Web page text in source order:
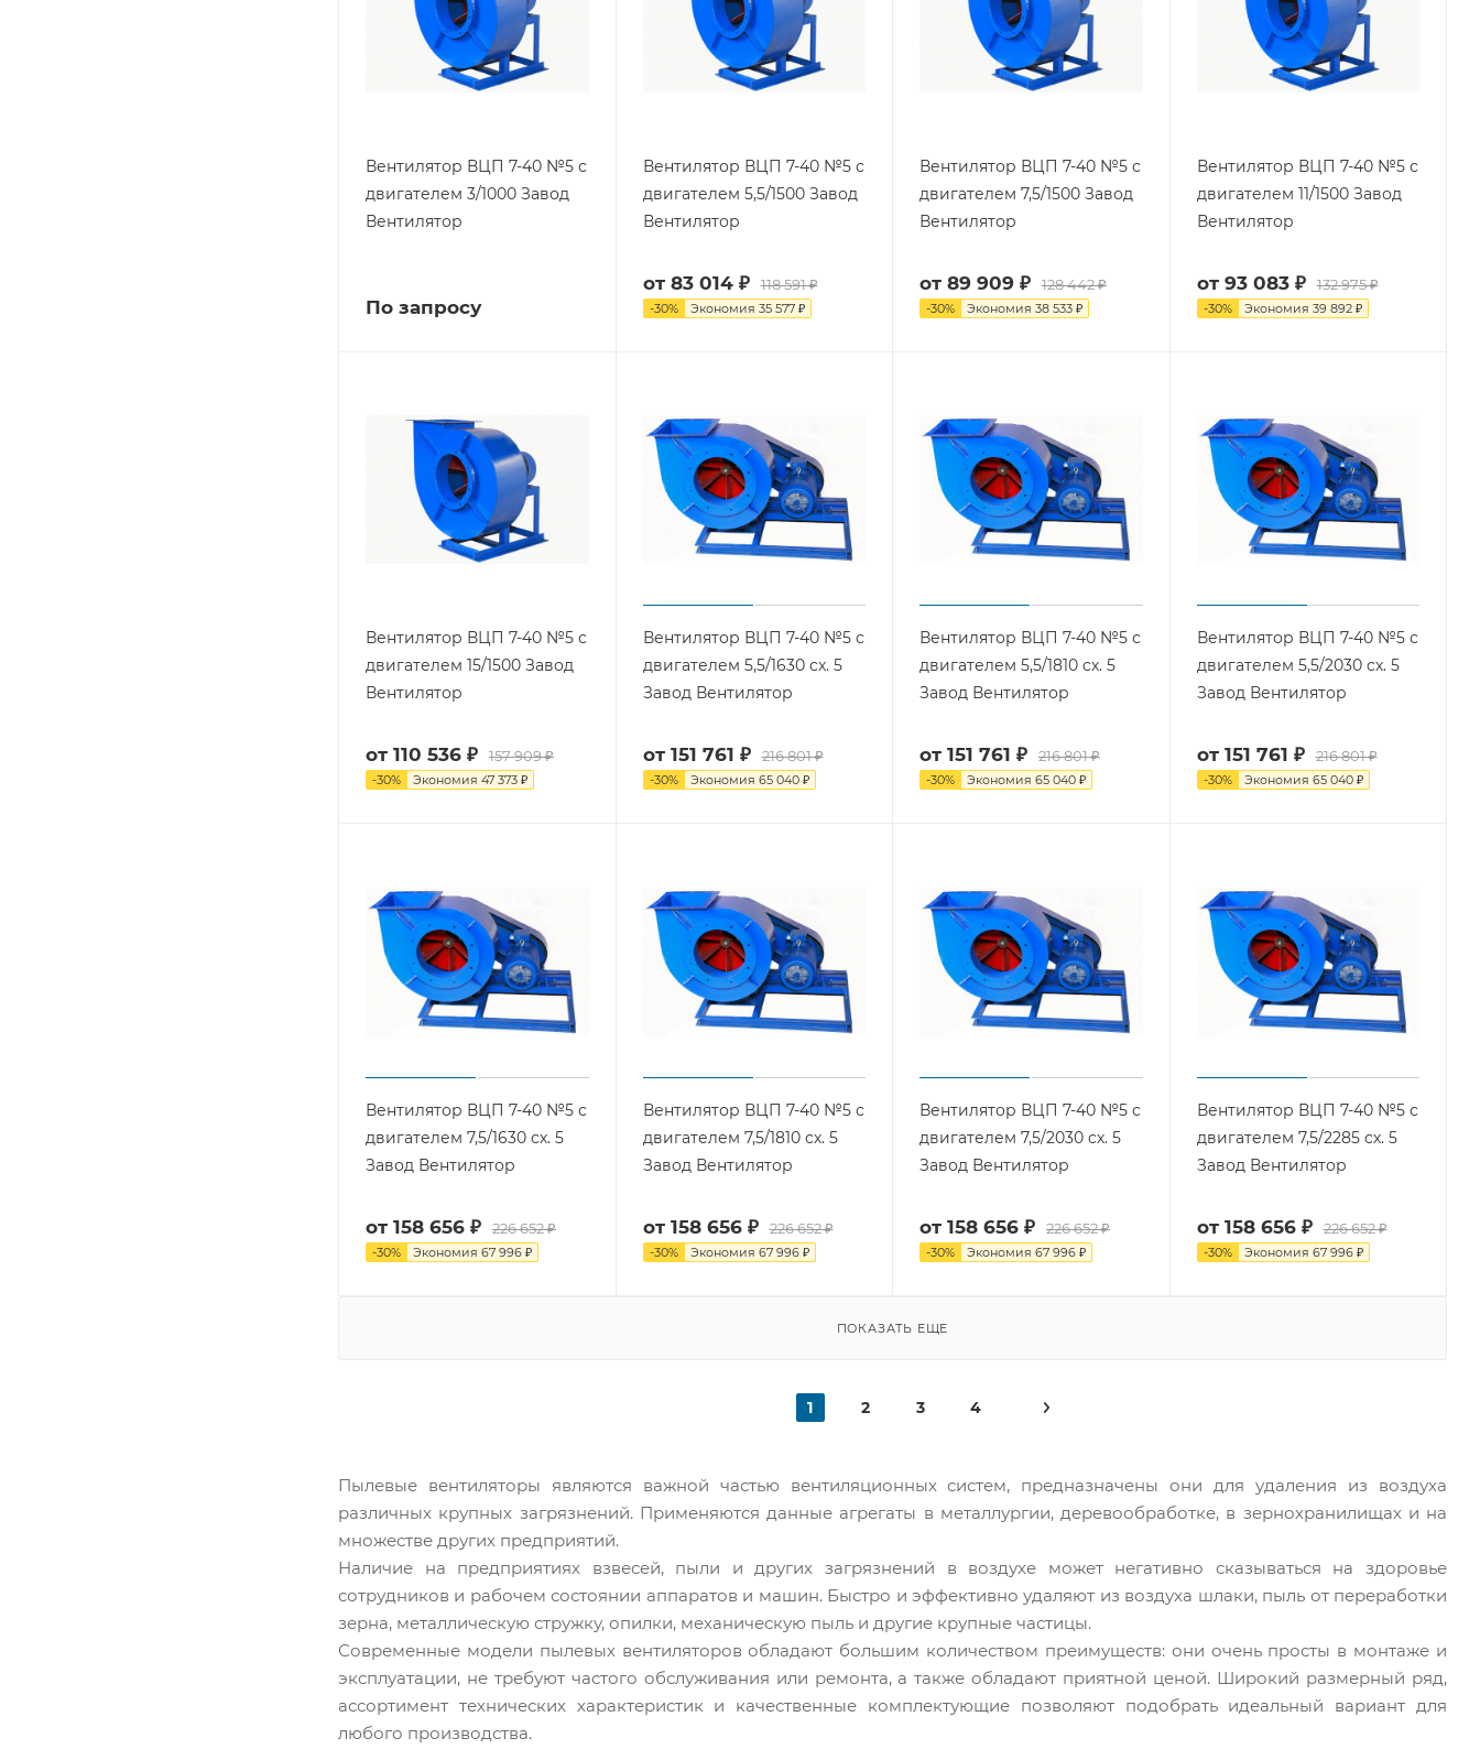
Вентилятор ВЦП 7-40 №5 с
двигателем 3/1000 Завод
Вентилятор
По запросу
Вентилятор ВЦП 7-40 №5 с
двигателем 5,5/1500 Завод
Вентилятор
от 83 014 ₽ 118 591 ₽
-30% Экономия 35 577 ₽
Вентилятор ВЦП 7-40 №5 с
двигателем 7,5/1500 Завод
Вентилятор
от 89 909 ₽ 128 442 ₽
-30% Экономия 38 533 ₽
Вентилятор ВЦП 7-40 №5 с
двигателем 11/1500 Завод
Вентилятор
от 93 083 ₽ 132 975 ₽
-30% Экономия 39 892 ₽
Вентилятор ВЦП 7-40 №5 с
двигателем 15/1500 Завод
Вентилятор
от 110 536 ₽ 157 909 ₽
-30% Экономия 47 373 ₽
Вентилятор ВЦП 7-40 №5 с
двигателем 5,5/1630 cх. 5
Завод Вентилятор
от 151 761 ₽ 216 801 ₽
-30% Экономия 65 040 ₽
Вентилятор ВЦП 7-40 №5 с
двигателем 5,5/1810 cх. 5
Завод Вентилятор
от 151 761 ₽ 216 801 ₽
-30% Экономия 65 040 ₽
Вентилятор ВЦП 7-40 №5 с
двигателем 5,5/2030 cх. 5
Завод Вентилятор
от 151 761 ₽ 216 801 ₽
-30% Экономия 65 040 ₽
Вентилятор ВЦП 7-40 №5 с
двигателем 7,5/1630 cх. 5
Завод Вентилятор
от 158 656 ₽ 226 652 ₽
-30% Экономия 67 996 ₽
Вентилятор ВЦП 7-40 №5 с
двигателем 7,5/1810 cх. 5
Завод Вентилятор
от 158 656 ₽ 226 652 ₽
-30% Экономия 67 996 ₽
Вентилятор ВЦП 7-40 №5 с
двигателем 7,5/2030 cх. 5
Завод Вентилятор
от 158 656 ₽ 226 652 ₽
-30% Экономия 67 996 ₽
Вентилятор ВЦП 7-40 №5 с
двигателем 7,5/2285 cх. 5
Завод Вентилятор
от 158 656 ₽ 226 652 ₽
-30% Экономия 67 996 ₽
ПОКАЗАТЬ ЕЩЕ
1 2 3 4
Пылевые вентиляторы являются важной частью вентиляционных систем, предназначены они для удаления из воздуха
различных крупных загрязнений. Применяются данные агрегаты в металлургии, деревообработке, в зернохранилищах и на
множестве других предприятий.
Наличие на предприятиях взвесей, пыли и других загрязнений в воздухе может негативно сказываться на здоровье
сотрудников и рабочем состоянии аппаратов и машин. Быстро и эффективно удаляют из воздуха шлаки, пыль от переработки
зерна, металлическую стружку, опилки, механическую пыль и другие крупные частицы.
Современные модели пылевых вентиляторов обладают большим количеством преимуществ: они очень просты в монтаже и
эксплуатации, не требуют частого обслуживания или ремонта, а также обладают приятной ценой. Широкий размерный ряд,
ассортимент технических характеристик и качественные комплектующие позволяют подобрать идеальный вариант для
любого производства.